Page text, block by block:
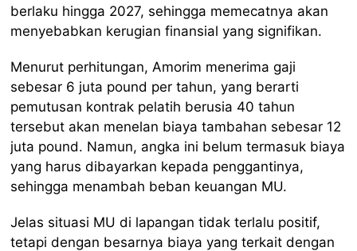
berlaku hingga 2027, sehingga memecatnya akan
menyebabkan kerugian finansial yang signifikan.
Menurut perhitungan, Amorim menerima gaji
sebesar 6 juta pound per tahun, yang berarti
pemutusan kontrak pelatih berusia 40 tahun
tersebut akan menelan biaya tambahan sebesar 12
juta pound. Namun, angka ini belum termasuk biaya
yang harus dibayarkan kepada penggantinya,
sehingga menambah beban keuangan MU.
Jelas situasi MU di lapangan tidak terlalu positif,
tetapi dengan besarnya biaya yang terkait dengan